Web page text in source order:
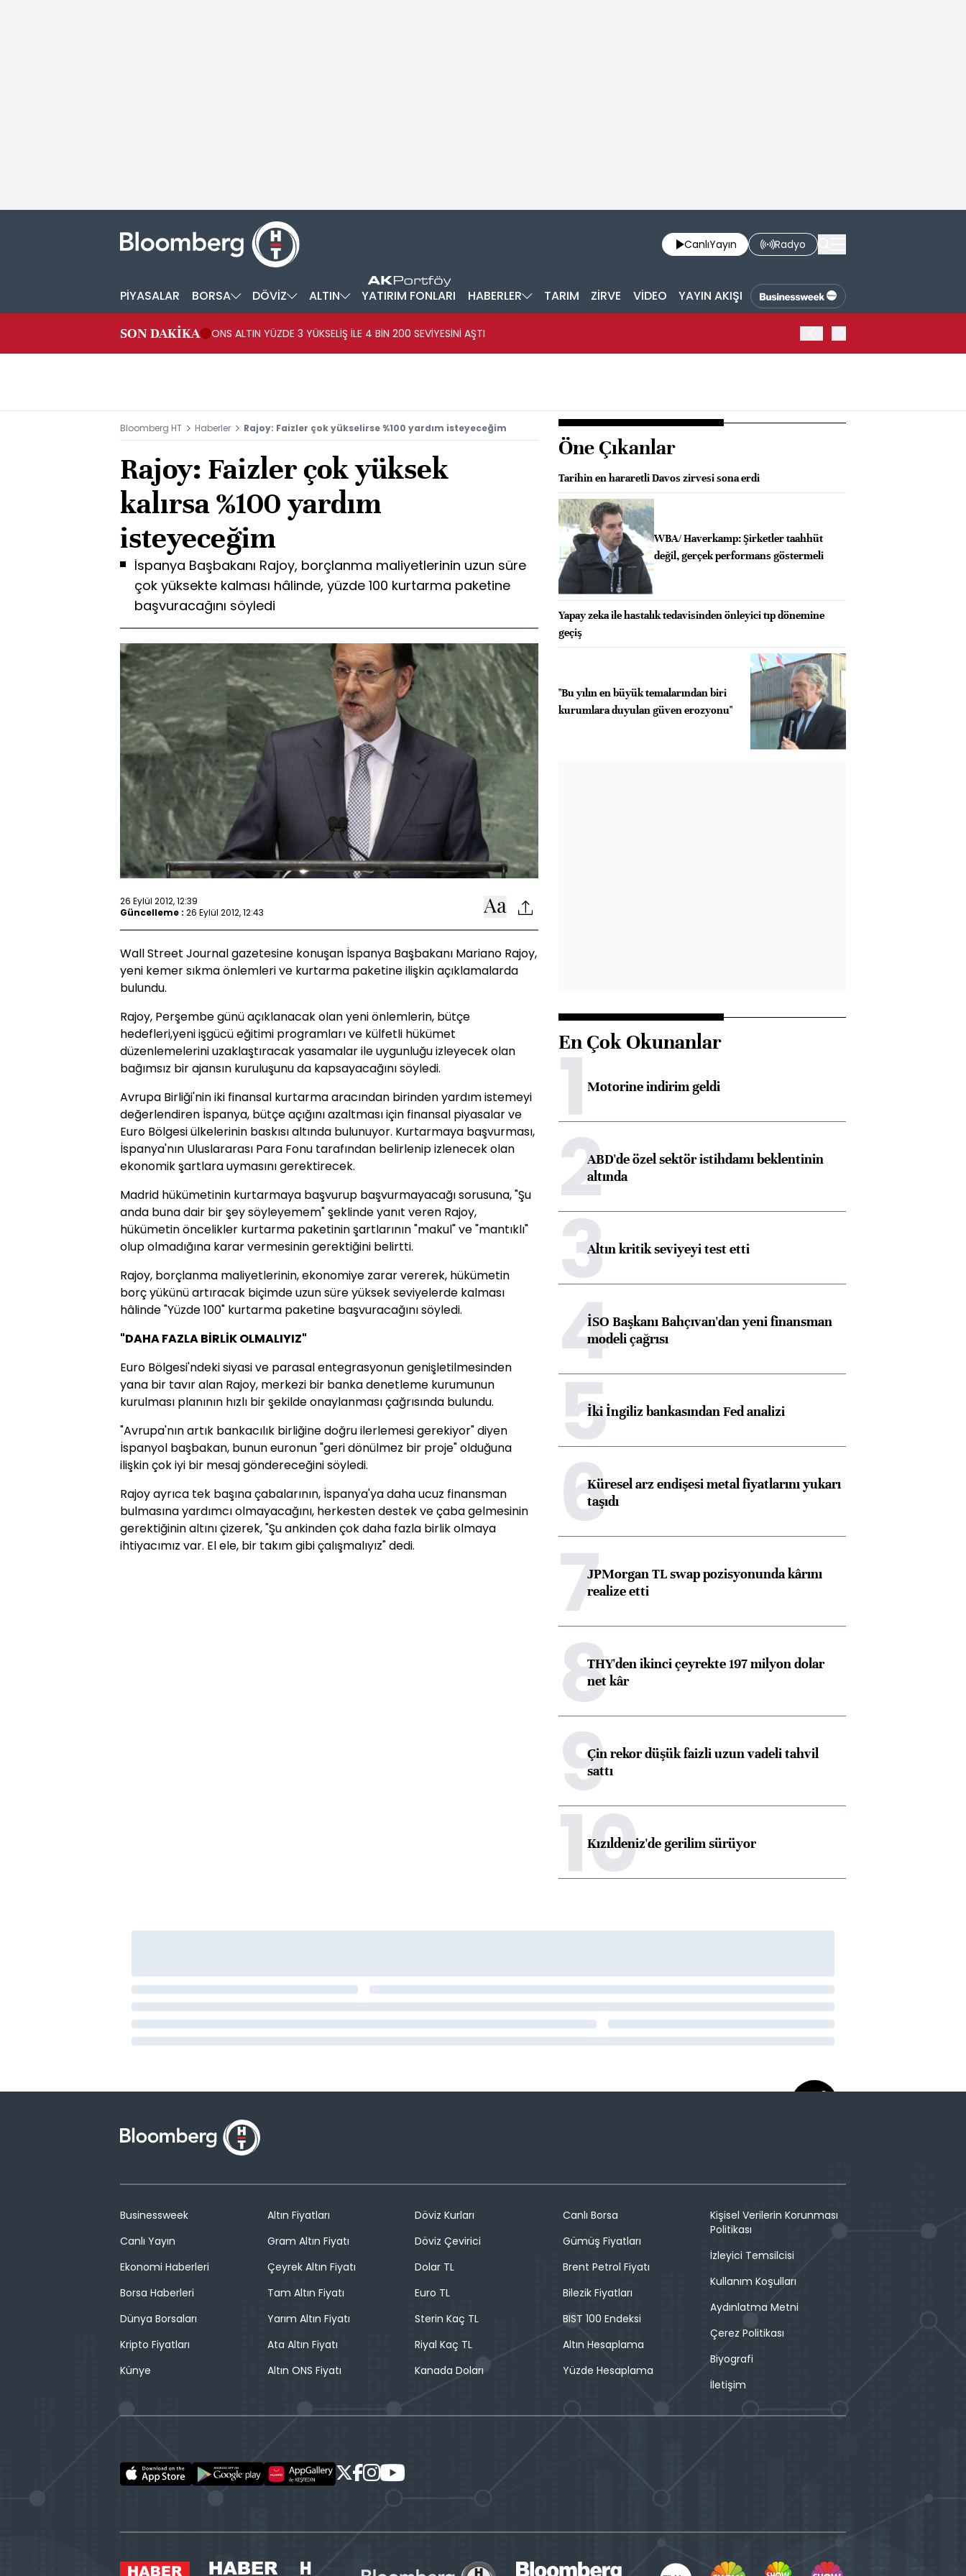
CanlıYayın Radyo
PİYASALAR BORSA DÖVİZ ALTIN YATIRIM FONLARI HABERLER TARIM ZİRVE VİDEO YAYIN AKIŞI
SON DAKİKA ONS ALTIN YÜZDE 3 YÜKSELİŞ İLE 4 BİN 200 SEVİYESİNİ AŞTI
Bloomberg HT Haberler Rajoy: Faizler çok yükselirse %100 yardım isteyeceğim
Rajoy: Faizler çok yüksek
kalırsa %100 yardım
isteyeceğim
İspanya Başbakanı Rajoy, borçlanma maliyetlerinin uzun süre
çok yüksekte kalması hâlinde, yüzde 100 kurtarma paketine
başvuracağını söyledi
26 Eylül 2012, 12:39
Güncelleme : 26 Eylül 2012, 12:43
Wall Street Journal gazetesine konuşan İspanya Başbakanı Mariano Rajoy,
yeni kemer sıkma önlemleri ve kurtarma paketine ilişkin açıklamalarda
bulundu.
Rajoy, Perşembe günü açıklanacak olan yeni önlemlerin, bütçe
hedefleri,yeni işgücü eğitimi programları ve külfetli hükümet
düzenlemelerini uzaklaştıracak yasamalar ile uygunluğu izleyecek olan
bağımsız bir ajansın kuruluşunu da kapsayacağını söyledi.
Avrupa Birliği'nin iki finansal kurtarma aracından birinden yardım istemeyi
değerlendiren İspanya, bütçe açığını azaltması için finansal piyasalar ve
Euro Bölgesi ülkelerinin baskısı altında bulunuyor. Kurtarmaya başvurması,
İspanya'nın Uluslararası Para Fonu tarafından belirlenip izlenecek olan
ekonomik şartlara uymasını gerektirecek.
Madrid hükümetinin kurtarmaya başvurup başvurmayacağı sorusuna, "Şu
anda buna dair bir şey söyleyemem" şeklinde yanıt veren Rajoy,
hükümetin öncelikler kurtarma paketinin şartlarının "makul" ve "mantıklı"
olup olmadığına karar vermesinin gerektiğini belirtti.
Rajoy, borçlanma maliyetlerinin, ekonomiye zarar vererek, hükümetin
borç yükünü artıracak biçimde uzun süre yüksek seviyelerde kalması
hâlinde "Yüzde 100" kurtarma paketine başvuracağını söyledi.
"DAHA FAZLA BİRLİK OLMALIYIZ"
Euro Bölgesi'ndeki siyasi ve parasal entegrasyonun genişletilmesinden
yana bir tavır alan Rajoy, merkezi bir banka denetleme kurumunun
kurulması planının hızlı bir şekilde onaylanması çağrısında bulundu.
"Avrupa'nın artık bankacılık birliğine doğru ilerlemesi gerekiyor" diyen
İspanyol başbakan, bunun euronun "geri dönülmez bir proje" olduğuna
ilişkin çok iyi bir mesaj göndereceğini söyledi.
Rajoy ayrıca tek başına çabalarının, İspanya'ya daha ucuz finansman
bulmasına yardımcı olmayacağını, herkesten destek ve çaba gelmesinin
gerektiğinin altını çizerek, "Şu ankinden çok daha fazla birlik olmaya
ihtiyacımız var. El ele, bir takım gibi çalışmalıyız" dedi.
Öne Çıkanlar
Tarihin en hararetli Davos zirvesi sona erdi
WBA/ Haverkamp: Şirketler taahhüt
değil, gerçek performans göstermeli
Yapay zeka ile hastalık tedavisinden önleyici tıp dönemine
geçiş
"Bu yılın en büyük temalarından biri
kurumlara duyulan güven erozyonu"
En Çok Okunanlar
1Motorine indirim geldi
2ABD'de özel sektör istihdamı beklentinin
altında
3Altın kritik seviyeyi test etti
4İSO Başkanı Bahçıvan'dan yeni finansman
modeli çağrısı
5İki İngiliz bankasından Fed analizi
6Küresel arz endişesi metal fiyatlarını yukarı
taşıdı
7JPMorgan TL swap pozisyonunda kârını
realize etti
8THY'den ikinci çeyrekte 197 milyon dolar
net kâr
9Çin rekor düşük faizli uzun vadeli tahvil
sattı
10
Kızıldeniz'de gerilim sürüyor
Businessweek
Canlı Yayın
Ekonomi Haberleri
Borsa Haberleri
Dünya Borsaları
Kripto Fiyatları
Künye
Altın Fiyatları
Gram Altın Fiyatı
Çeyrek Altın Fiyatı
Tam Altın Fiyatı
Yarım Altın Fiyatı
Ata Altın Fiyatı
Altın ONS Fiyatı
Döviz Kurları
Döviz Çevirici
Dolar TL
Euro TL
Sterin Kaç TL
Riyal Kaç TL
Kanada Doları
Canlı Borsa
Gümüş Fiyatları
Brent Petrol Fiyatı
Bilezik Fiyatları
BIST 100 Endeksi
Altın Hesaplama
Yüzde Hesaplama
Kişisel Verilerin Korunması
Politikası
İzleyici Temsilcisi
Kullanım Koşulları
Aydınlatma Metni
Çerez Politikası
Biyografi
İletişim